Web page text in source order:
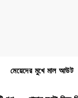
মেয়েদের মুখে মাল আউট